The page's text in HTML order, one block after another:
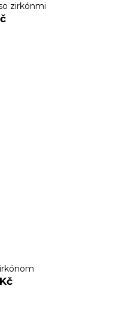
zirkónmi